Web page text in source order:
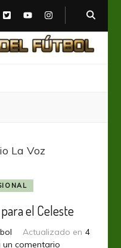
el Celeste
Actualizado en 4
un comentario